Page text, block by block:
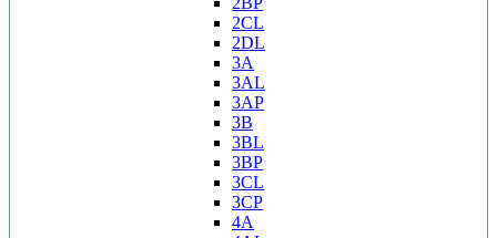
2CL
2DL
3A
3AL
3AP
3B
3BL
3BP
3CL
3CP
4A